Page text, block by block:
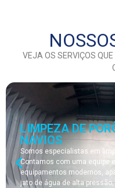
VEJA OS SERVIÇOS QUE
LIMPEZA DE
NAVIOS
Somos especialistas em
Contamos com uma equipe
equipamentos modernos,
jato de água de alta pressão,